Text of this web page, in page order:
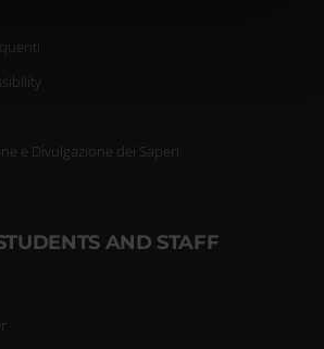
in cui utilizzi il nostro sito con i
i quali potrebbero combinarle
che hai fornito loro o che hanno
dei loro servizi.
e Divulgazione dei Saperi
AND STAFF